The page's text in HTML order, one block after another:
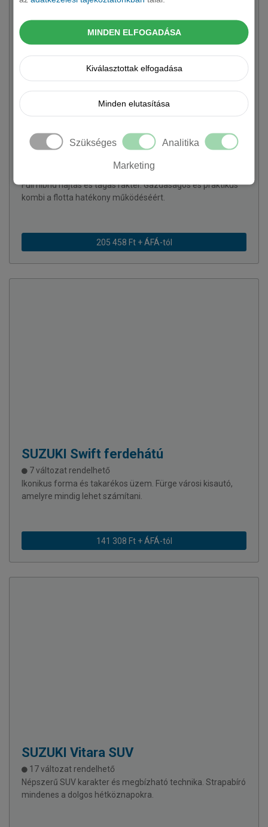
MINDEN ELFOGADÁSA
Kiválasztottak elfogadása
Minden elutasítása
Szükséges Analitika
Marketing
Full hibrid hajtás és tágas raktér. Gazdaságos és praktikus
kombi a flotta hatékony működéséért.
205 458 Ft + ÁFÁ-tól
SUZUKI Swift ferdehátú
7 változat rendelhető
Ikonikus forma és takarékos üzem. Fürge városi kisautó,
amelyre mindig lehet számítani.
141 308 Ft + ÁFÁ-tól
SUZUKI Vitara SUV
17 változat rendelhető
Népszerű SUV karakter és megbízható technika. Strapabíró
mindenes a dolgos hétköznapokra.